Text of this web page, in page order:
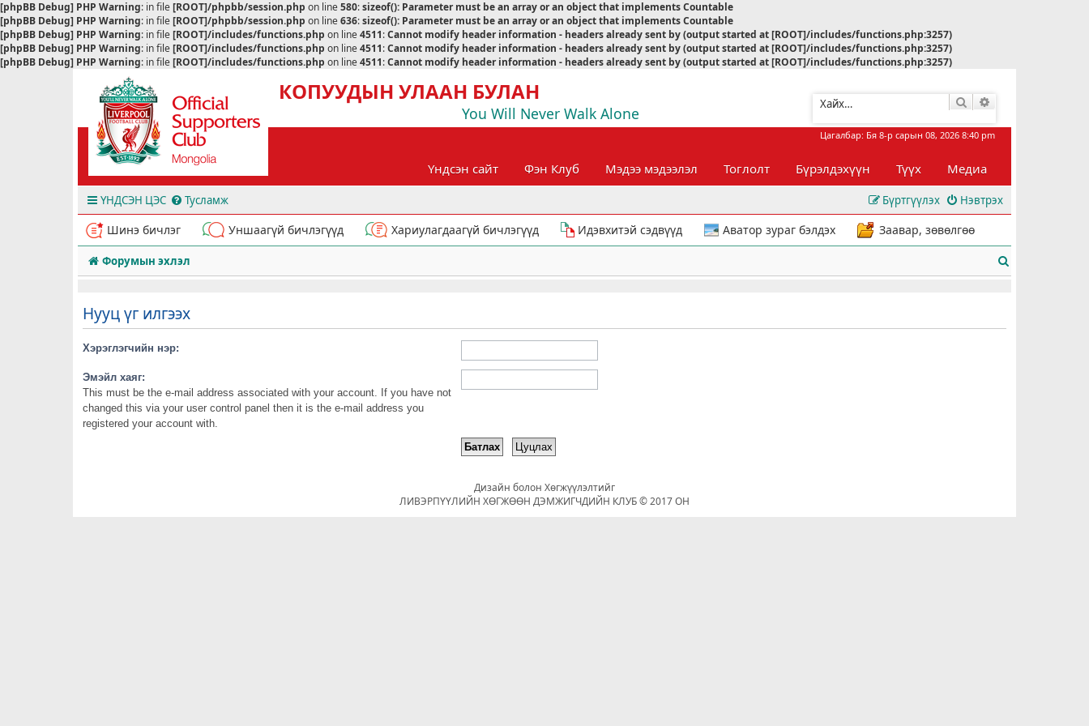
[phpBB Debug] PHP Warning: in file[ROOT]/phpbb/session.php on line580:sizeof(): Parameter must be an array or an object that implements Countable
[phpBB Debug] PHP Warning: in file[ROOT]/phpbb/session.php on line636:sizeof(): Parameter must be an array or an object that implements Countable
[phpBB Debug] PHP Warning: in file[ROOT]/includes/functions.php on line4511:Cannot modify header information - headers already sent by (output started at [ROOT]/includes/functions.php:3257)
[phpBB Debug] PHP Warning: in file[ROOT]/includes/functions.php on line4511:Cannot modify header information - headers already sent by (output started at [ROOT]/includes/functions.php:3257)
[phpBB Debug] PHP Warning: in file[ROOT]/includes/functions.php on line4511:Cannot modify header information - headers already sent by (output started at [ROOT]/includes/functions.php:3257)
КОПУУДЫН УЛААН БУЛАН
You Will Never Walk Alone
Хайлт
Цагалбар: Бя 8-р сарын 08, 2026 8:40 pm
Үндсэн сайт Фэн Клуб Мэдээ мэдээлэл Тоглолт Бүрэлдэхүүн Түүх Медиа
ҮНДСЭН ЦЭС Тусламж Нэвтрэх
Бүртгүүлэх
Шинэ бичлэг Уншаагүй бичлэгүүд Хариулагдаагүй бичлэгүүд Идэвхитэй сэдвүүд Аватор зураг бэлдэх Заавар, зөвөлгөө
Форумын эхлэл
Нууц үг илгээх
Хэрэглэгчийн нэр:
Эмэйл хаяг:
This must be the e-mail address associated with your account. If you have not
changed this via your user control panel then it is the e-mail address you
registered your account with.
Дизайн болон Хөгжүүлэлтийг
ЛИВЭРПҮҮЛИЙН ХӨГЖӨӨН ДЭМЖИГЧДИЙН КЛУБ © 2017 ОН